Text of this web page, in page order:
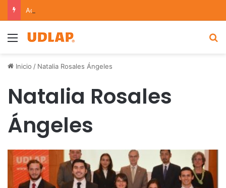
Menu
Inicio / Natalia Rosales Ángeles
Natalia Rosales
Ángeles